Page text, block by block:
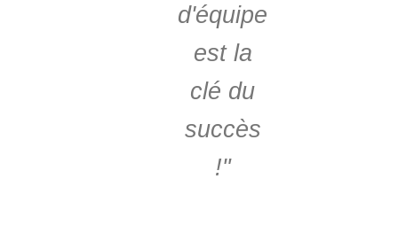
d'équipe
est la
clé du
succès
!"